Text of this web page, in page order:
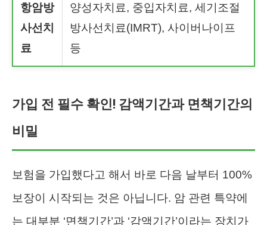
항암방
사선치
료
양성자치료, 중입자치료, 세기조절
방사선치료(IMRT), 사이버나이프
등
가입 전 필수 확인! 감액기간과 면책기간의
비밀
보험을 가입했다고 해서 바로 다음 날부터 100%
보장이 시작되는 것은 아닙니다. 암 관련 특약에
는 대부분 ‘면책기간’과 ‘감액기간’이라는 장치가